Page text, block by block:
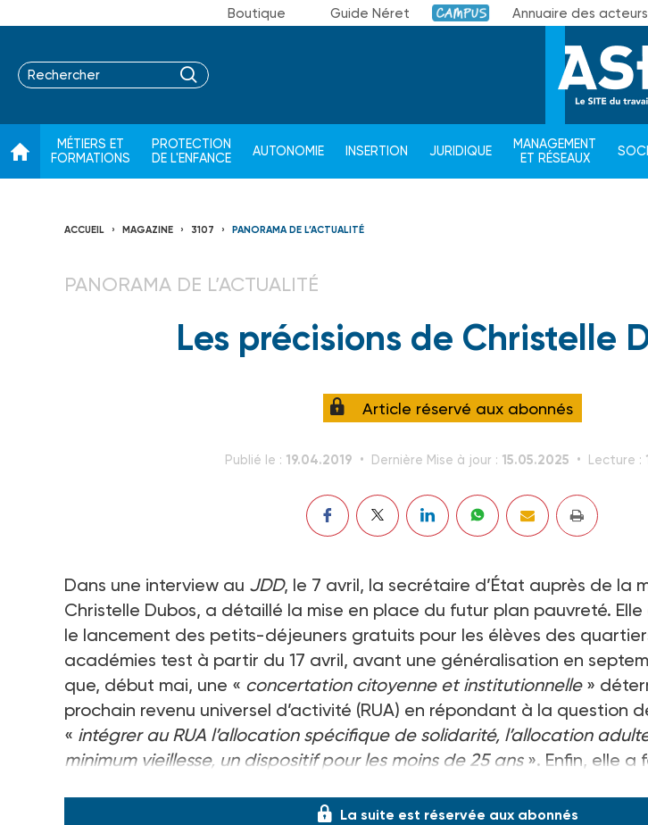
Boutique Guide Néret Campus Annuaire des
MÉTIERS ET
FORMATIONS
PROTECTION
DE L'ENFANCE
AUTONOMIE INSERTION JURIDIQUE
MANAGEMENT
ET RÉSEAUX
ACCUEIL MAGAZINE 3107 PANORAMA DE L’ACTUALITÉ
PANORAMA DE L’ACTUALITÉ
Les précisions de Christelle
Article réservé aux abonnés
Publié le : 19.04.2019 Dernière Mise à jour : 15.05.2025 Lecture :
Dans une interview au JDD, le 7 avril, la secrétaire d’État auprès de la
Christelle Dubos, a détaillé la mise en place du futur plan pauvreté.
le lancement des petits-déjeuners gratuits pour les élèves des
académies test à partir du 17 avril, avant une généralisation en
que, début mai, une « concertation citoyenne et institutionnelle»
prochain revenu universel d’activité (RUA) en répondant à la question
« intégrer au RUA l’allocation spécifique de solidarité, l’allocation
minimum vieillesse, un dispositif pour les moins de 25 ans». Enfin, elle a
La suite est réservée aux abonnés